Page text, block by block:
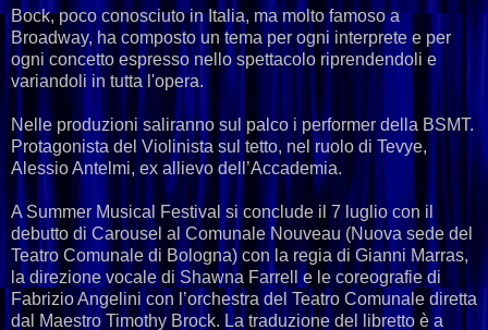
Bock, poco conosciuto in Italia, ma molto famoso a
Broadway, ha composto un tema per ogni interprete e per
ogni concetto espresso nello spettacolo riprendendoli e
variandoli in tutta l'opera.
Nelle produzioni saliranno sul palco i performer della BSMT.
Protagonista del Violinista sul tetto, nel ruolo di Tevye,
Alessio Antelmi, ex allievo dell’Accademia.
A Summer Musical Festival si conclude il 7 luglio con il
debutto di Carousel al Comunale Nouveau (Nuova sede del
Teatro Comunale di Bologna) con la regia di Gianni Marras,
la direzione vocale di Shawna Farrell e le coreografie di
Fabrizio Angelini con l’orchestra del Teatro Comunale diretta
dal Maestro Timothy Brock. La traduzione del libretto è a